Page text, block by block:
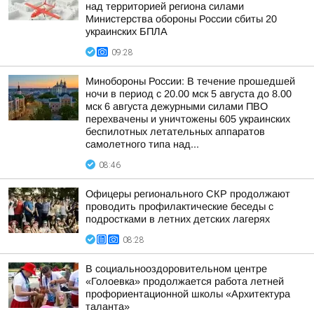
над территорией региона силами
Министерства обороны России сбиты 20
украинских БПЛА
09:28
Минобороны России: В течение прошедшей
ночи в период с 20.00 мск 5 августа до 8.00
мск 6 августа дежурными силами ПВО
перехвачены и уничтожены 605 украинских
беспилотных летательных аппаратов
самолетного типа над...
08:46
Офицеры регионального СКР продолжают
проводить профилактические беседы с
подростками в летних детских лагерях
08:28
В социальнооздоровительном центре
«Голоевка» продолжается работа летней
профориентационной школы «Архитектура
таланта»